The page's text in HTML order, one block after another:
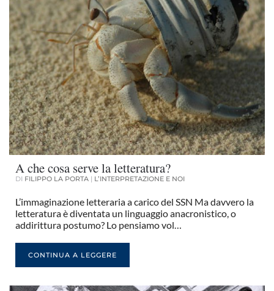
A che cosa serve la letteratura?
DI FILIPPO LA PORTA | L’INTERPRETAZIONE E NOI
L’immaginazione letteraria a carico del SSN Ma davvero la
letteratura è diventata un linguaggio anacronistico, o
addirittura postumo? Lo pensiamo vol…
CONTINUA A LEGGERE